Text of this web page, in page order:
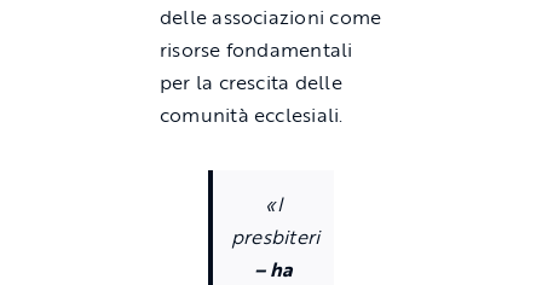
delle associazioni come
risorse fondamentali
per la crescita delle
comunità ecclesiali.
«I
presbiteri
– ha